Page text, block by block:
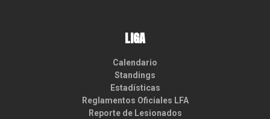
LIGA
Calendario
Standings
Estadísticas
Reglamentos Oficiales LFA
Reporte de Lesionados